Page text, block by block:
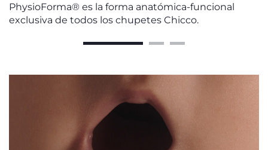
PhysioForma® es la forma anatómica-funcional
exclusiva de todos los chupetes Chicco.